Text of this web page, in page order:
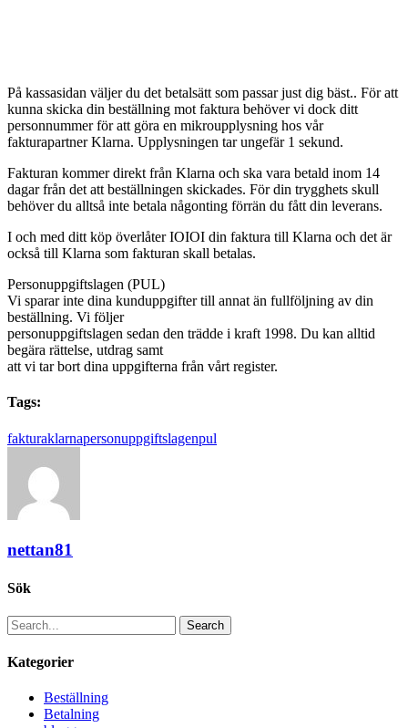
På kassasidan väljer du det betalsätt som passar just dig bäst.. För att
kunna skicka din beställning mot faktura behöver vi dock ditt
personnummer för att göra en mikroupplysning hos vår
fakturapartner Klarna. Upplysningen tar ungefär 1 sekund.
Fakturan kommer direkt från Klarna och ska vara betald inom 14
dagar från det att beställningen skickades. För din trygghets skull
behöver du alltså inte betala någonting förrän du fått din leverans.
I och med ditt köp överlåter IOIOI din faktura till Klarna och det är
också till Klarna som fakturan skall betalas.
Personuppgiftslagen (PUL)
Vi sparar inte dina kunduppgifter till annat än fullföljning av din
beställning. Vi följer
personuppgiftslagen sedan den trädde i kraft 1998. Du kan alltid
begära rättelse, utdrag samt
att vi tar bort dina uppgifterna från vårt register.
Tags:
fakturaklarnapersonuppgiftslagenpul
nettan81
Sök
Search
Kategorier
Beställning
Betalning